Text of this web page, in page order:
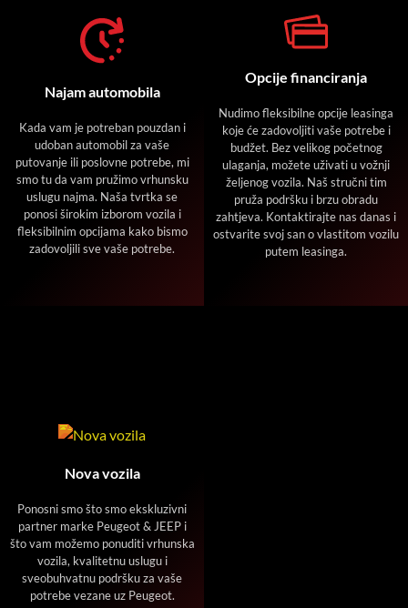
Najam automobila
Kada vam je potreban pouzdan i
udoban automobil za vaše
putovanje ili poslovne potrebe, mi
smo tu da vam pružimo vrhunsku
uslugu najma. Naša tvrtka se
ponosi širokim izborom vozila i
fleksibilnim opcijama kako bismo
zadovoljili sve vaše potrebe.
Opcije financiranja
Nudimo fleksibilne opcije leasinga
koje će zadovoljiti vaše potrebe i
budžet. Bez velikog početnog
ulaganja, možete uživati u vožnji
željenog vozila. Naš stručni tim
pruža podršku i brzu obradu
zahtjeva. Kontaktirajte nas danas i
ostvarite svoj san o vlastitom vozilu
putem leasinga.
Nova vozila
Ponosni smo što smo ekskluzivni
partner marke Peugeot & JEEP i
što vam možemo ponuditi vrhunska
vozila, kvalitetnu uslugu i
sveobuhvatnu podršku za vaše
potrebe vezane uz Peugeot.